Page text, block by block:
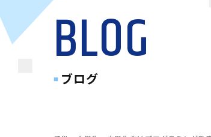
BLOG
ブログ